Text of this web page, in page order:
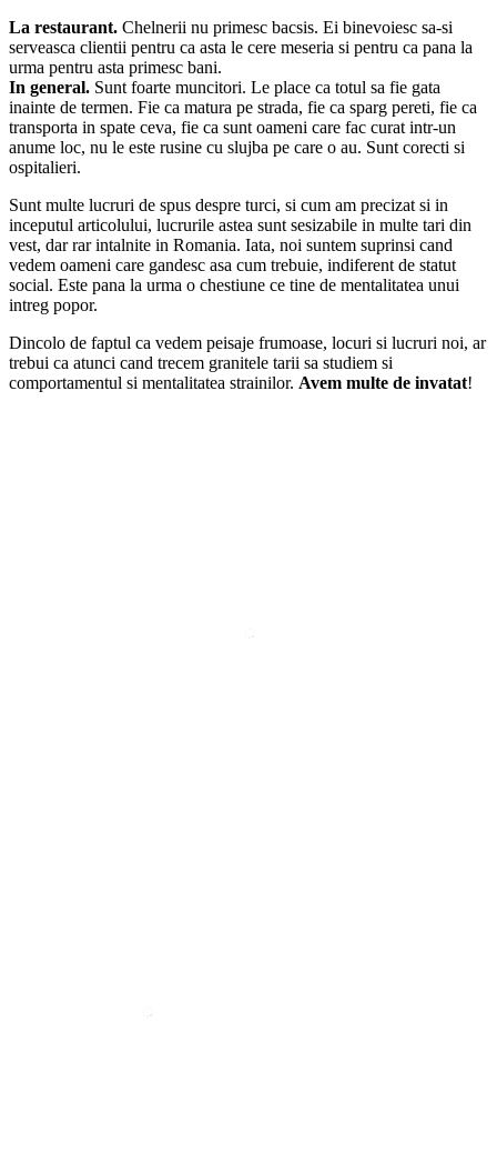
La restaurant. Chelnerii nu primesc bacsis. Ei binevoiesc sa-si
serveasca clientii pentru ca asta le cere meseria si pentru ca pana la
urma pentru asta primesc bani.
In general. Sunt foarte muncitori. Le place ca totul sa fie gata
inainte de termen. Fie ca matura pe strada, fie ca sparg pereti, fie ca
transporta in spate ceva, fie ca sunt oameni care fac curat intr-un
anume loc, nu le este rusine cu slujba pe care o au. Sunt corecti si
ospitalieri.
Sunt multe lucruri de spus despre turci, si cum am precizat si in
inceputul articolului, lucrurile astea sunt sesizabile in multe tari din
vest, dar rar intalnite in Romania. Iata, noi suntem suprinsi cand
vedem oameni care gandesc asa cum trebuie, indiferent de statut
social. Este pana la urma o chestiune ce tine de mentalitatea unui
intreg popor.
Dincolo de faptul ca vedem peisaje frumoase, locuri si lucruri noi, ar
trebui ca atunci cand trecem granitele tarii sa studiem si
comportamentul si mentalitatea strainilor. Avem multe de invatat!